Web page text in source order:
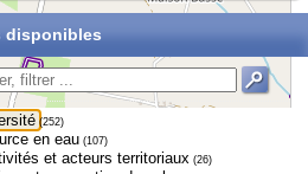
disponibles
(252)
en eau (107)
et acteurs territoriaux (26)